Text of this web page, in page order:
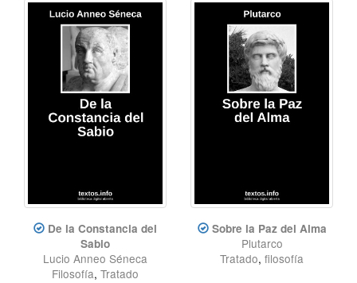
De la Constancia del
Sabio
Lucio Anneo Séneca
Filosofía, Tratado
Sobre la Paz del Alma
Plutarco
Tratado, filosofía